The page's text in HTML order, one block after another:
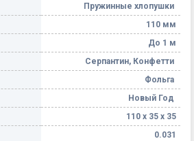
Пружинные хлопушки
110 мм
До 1 м
Серпантин, Конфетти
Фольга
Новый Год
110 х 35 х 35
0.031